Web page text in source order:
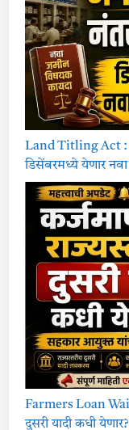
Land Titling Act :
डिसेंबरमध्ये येणार
Farmers Loan
दुसरी यादी कधी